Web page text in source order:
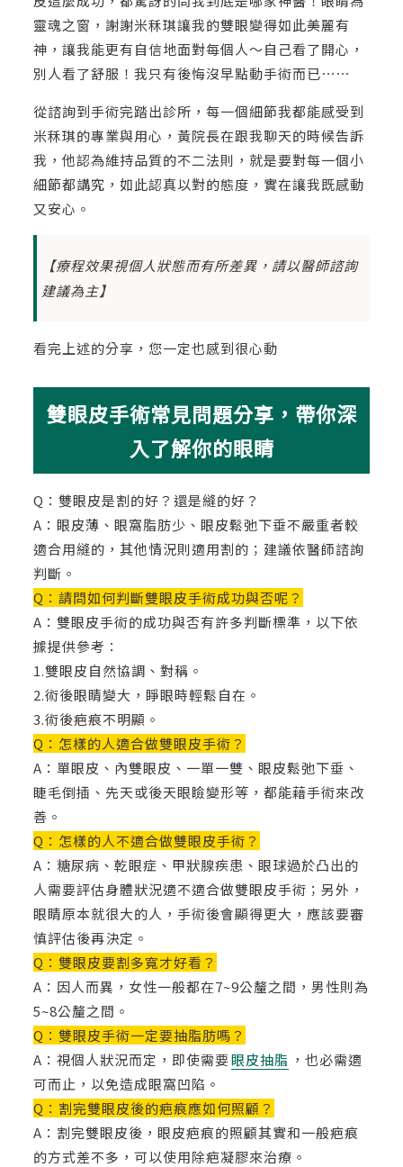
靈魂之窗，謝謝米秝琪讓我的雙眼變得如此美麗有
神，讓我能更有自信地面對每個人～自己看了開心，
別人看了舒服！我只有後悔沒早點動手術而已⋯⋯
從諮詢到手術完踏出診所，每一個細節我都能感受到
米秝琪的專業與用心，黃院長在跟我聊天的時候告訴
我，他認為維持品質的不二法則，就是要對每一個小
細節都講究，如此認真以對的態度，實在讓我既感動
又安心。
【療程效果視個人狀態而有所差異，請以醫師諮詢
建議為主】
看完上述的分享，您一定也感到很心動
雙眼皮手術常見問題分享，帶你深
入了解你的眼睛
Q：雙眼皮是割的好？還是縫的好？
A：眼皮薄、眼窩脂肪少、眼皮鬆弛下垂不嚴重者較
適合用縫的，其他情況則適用割的；建議依醫師諮詢
判斷。
Q：請問如何判斷雙眼皮手術成功與否呢？
A：雙眼皮手術的成功與否有許多判斷標準，以下依
據提供參考：
1.雙眼皮自然協調、對稱。
2.術後眼睛變大，睜眼時輕鬆自在。
3.術後疤痕不明顯。
Q：怎樣的人適合做雙眼皮手術？
A：單眼皮、內雙眼皮、一單一雙、眼皮鬆弛下垂、
睫毛倒插、先天或後天眼瞼變形等，都能藉手術來改
善。
Q：怎樣的人不適合做雙眼皮手術？
A：糖尿病、乾眼症、甲狀腺疾患、眼球過於凸出的
人需要評估身體狀況適不適合做雙眼皮手術；另外，
眼睛原本就很大的人，手術後會顯得更大，應該要審
慎評估後再決定。
Q：雙眼皮要割多寬才好看？
A：因人而異，女性一般都在7~9公釐之間，男性則為
5~8公釐之間。
Q：雙眼皮手術一定要抽脂肪嗎？
A：視個人狀況而定，即使需要眼皮抽脂 ，也必需適
可而止，以免造成眼窩凹陷。
Q：割完雙眼皮後的疤痕應如何照顧？
A：割完雙眼皮後，眼皮疤痕的照顧其實和一般疤痕
的方式差不多，可以使用除疤凝膠來治療。